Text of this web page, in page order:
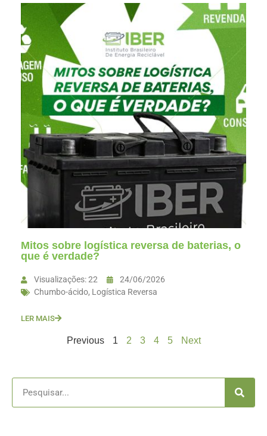
Mitos sobre logística reversa de baterias, o
que é verdade?
Visualizações: 22
24/06/2026
Chumbo-ácido, Logística Reversa
LER MAIS
Previous 1 2 3 4 5 Next